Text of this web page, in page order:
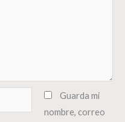
Guarda mi
nombre, correo